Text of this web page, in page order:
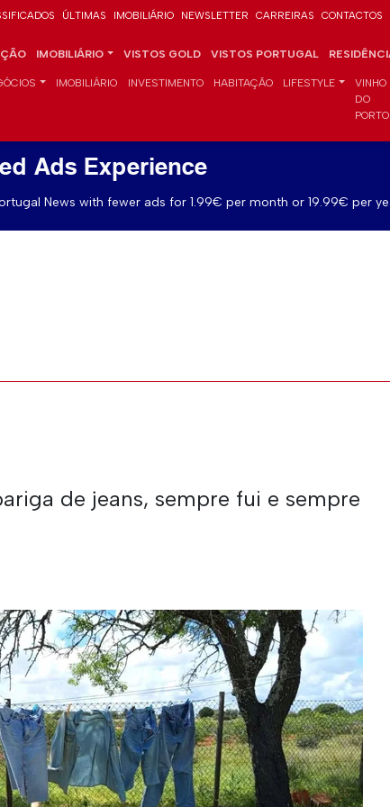
ÚLTIMAS IMOBILIÁRIO NEWSLETTER CARREIRAS CONTACTOS
IMOBILIÁRIO VISTOS GOLD VISTOS PORTUGAL
IMOBILIÁRIO INVESTIMENTO HABITAÇÃO LIFESTYLE
VINHO
DO
PORTO
Ads Experience
News with fewer ads for 1.99€ per month or 19.99€ per
de jeans, sempre fui e sempre